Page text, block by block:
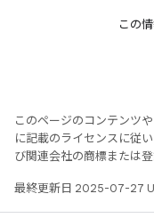
この
このページのコンテンツ
に記載のライセンスに従
び関連会社の商標または登
最終更新日 2025-07-27